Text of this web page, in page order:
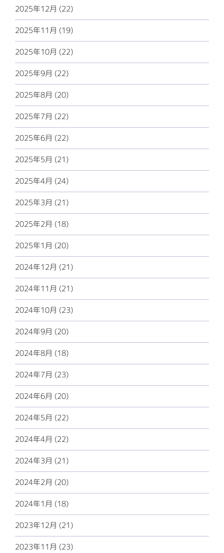
2025年12月 (22)
2025年11月 (19)
2025年10月 (22)
2025年9月 (22)
2025年8月 (20)
2025年7月 (22)
2025年6月 (22)
2025年5月 (21)
2025年4月 (24)
2025年3月 (21)
2025年2月 (18)
2025年1月 (20)
2024年12月 (21)
2024年11月 (21)
2024年10月 (23)
2024年9月 (20)
2024年8月 (18)
2024年7月 (23)
2024年6月 (20)
2024年5月 (22)
2024年4月 (22)
2024年3月 (21)
2024年2月 (20)
2024年1月 (18)
2023年12月 (21)
2023年11月 (23)